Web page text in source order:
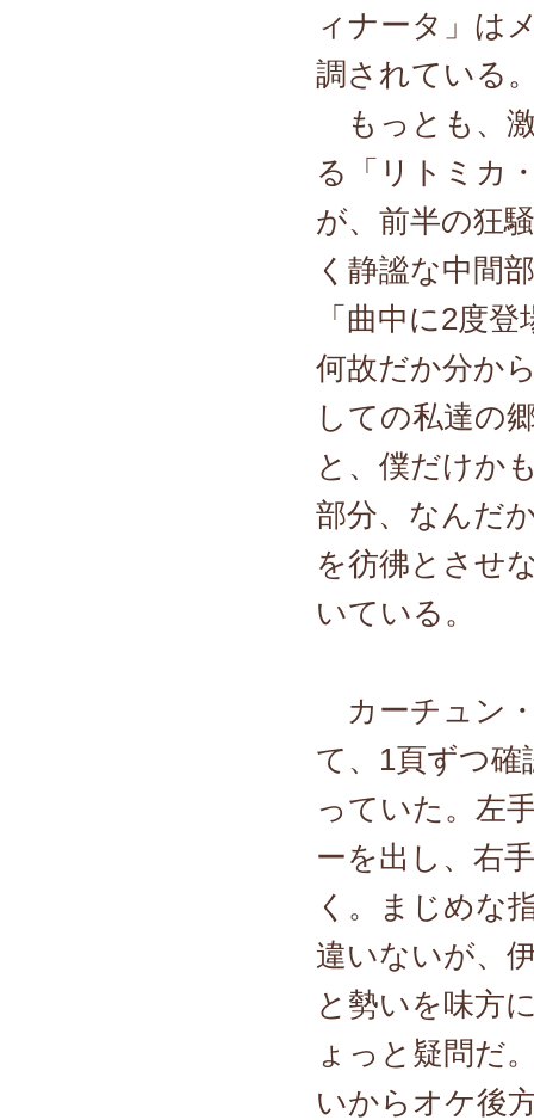
ィナータ」は
調されている
もっとも、
る「リトミカ
が、前半の狂
く静謐な中間
「曲中に2度
何故だか分か
しての私達の
と、僕だけか
部分、なんだ
を彷彿とさせ
いている。
カーチュン
て、1頁ずつ
っていた。左
ーを出し、右
く。まじめな
違いないが、
と勢いを味方
ょっと疑問だ
いからオケ後